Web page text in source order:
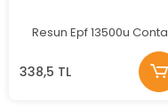
Resun Epf 13500u Conta
338,5 TL